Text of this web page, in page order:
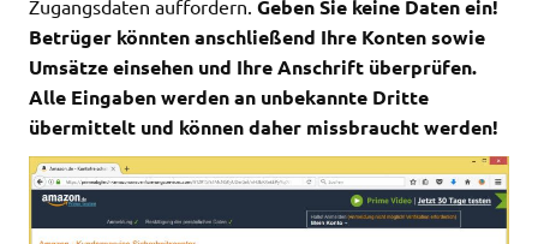
Zugangsdaten auffordern. Geben Sie keine Daten ein!
Betrüger könnten anschließend Ihre Konten sowie
Umsätze einsehen und Ihre Anschrift überprüfen.
Alle Eingaben werden an unbekannte Dritte
übermittelt und können daher missbraucht werden!